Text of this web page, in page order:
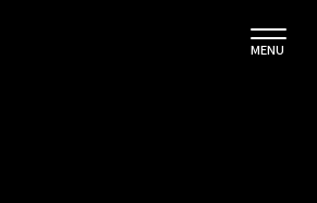
MENU